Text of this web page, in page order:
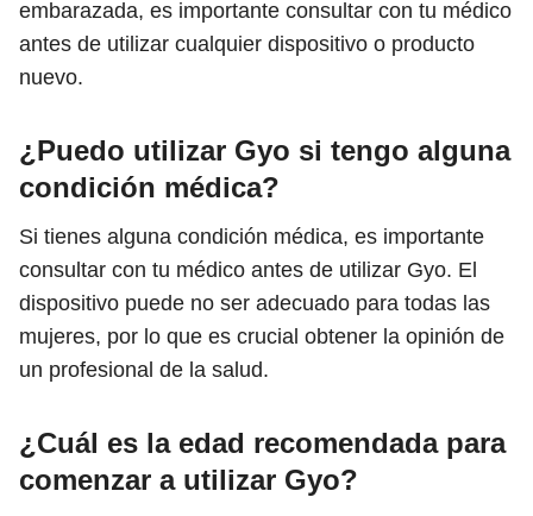
embarazada, es importante consultar con tu médico
antes de utilizar cualquier dispositivo o producto
nuevo.
¿Puedo utilizar Gyo si tengo alguna
condición médica?
Si tienes alguna condición médica, es importante
consultar con tu médico antes de utilizar Gyo. El
dispositivo puede no ser adecuado para todas las
mujeres, por lo que es crucial obtener la opinión de
un profesional de la salud.
¿Cuál es la edad recomendada para
comenzar a utilizar Gyo?